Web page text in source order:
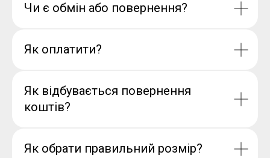
Чи є обмін або повернення?
Як оплатити?
Як відбувається повернення
коштів?
Як обрати правильний розмір?